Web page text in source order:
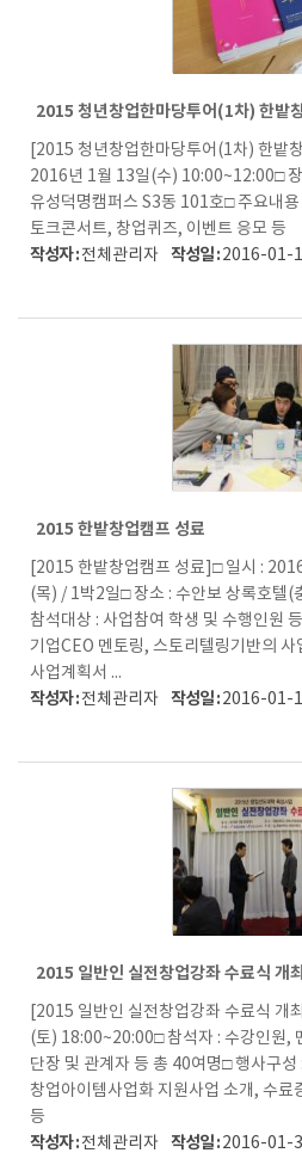
2015 청년창업한마당투어(1차) 한밭
[2015 청년창업한마당투어(1차) 한밭
2016년 1월 13일(수) 10:00~12:00□
유성덕명캠퍼스 S3동 101호□ 주요내
토크콘서트, 창업퀴즈, 이벤트 응모 등
작성자 :전체관리자 작성일 :2016-01-
2015 한밭창업캠프 성료
[2015 한밭창업캠프 성료]□ 일시 :
(목) / 1박2일□ 장소 : 수안보 상록호텔(
참석대상 : 사업참여 학생 및 수행인원
기업CEO 멘토링, 스토리텔링기반의
사업계획서 ...
작성자 :전체관리자 작성일 :2016-01-
2015 일반인 실전창업강좌 수료식 개최
[2015 일반인 실전창업강좌 수료식 개
(토) 18:00~20:00□ 참석자 : 수강인원,
단장 및 관계자 등 총 40여명□ 행사구
창업아이템사업화 지원사업 소개, 수료
등
작성자 :전체관리자 작성일 :2016-01-